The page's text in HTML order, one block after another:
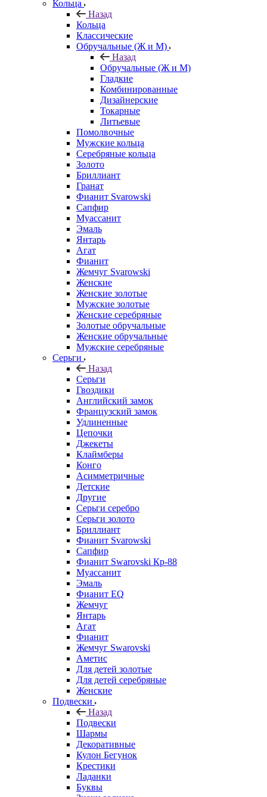
Кольца
Назад
Кольца
Классические
Обручальные (Ж и М)
Назад
Обручальные (Ж и М)
Гладкие
Комбинированные
Дизайнерские
Токарные
Литьевые
Помолвочные
Мужские кольца
Серебряные кольца
Золото
Бриллиант
Гранат
Фианит Svarowski
Сапфир
Муассанит
Эмаль
Янтарь
Агат
Фианит
Жемчуг Svarowski
Женские
Женские золотые
Мужские золотые
Женские серебряные
Золотые обручальные
Женские обручальные
Мужские серебряные
Серьги
Назад
Серьги
Гвоздики
Английский замок
Французский замок
Удлиненные
Цепочки
Джекеты
Клаймберы
Конго
Асимметричные
Детские
Другие
Серьги серебро
Серьги золото
Бриллиант
Фианит Svarowski
Сапфир
Фианит Swarovski Кр-88
Муассанит
Эмаль
Фианит EQ
Жемчуг
Янтарь
Агат
Фианит
Жемчуг Swarovski
Аметис
Для детей золотые
Для детей серебряные
Женские
Подвески
Назад
Подвески
Шармы
Декоративные
Кулон Бегунок
Крестики
Ладанки
Буквы